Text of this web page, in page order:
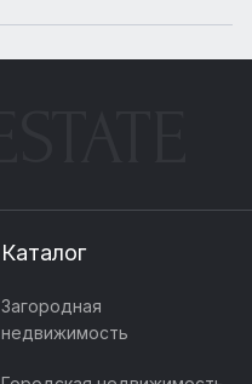
Каталог
Загородная
недвижимость